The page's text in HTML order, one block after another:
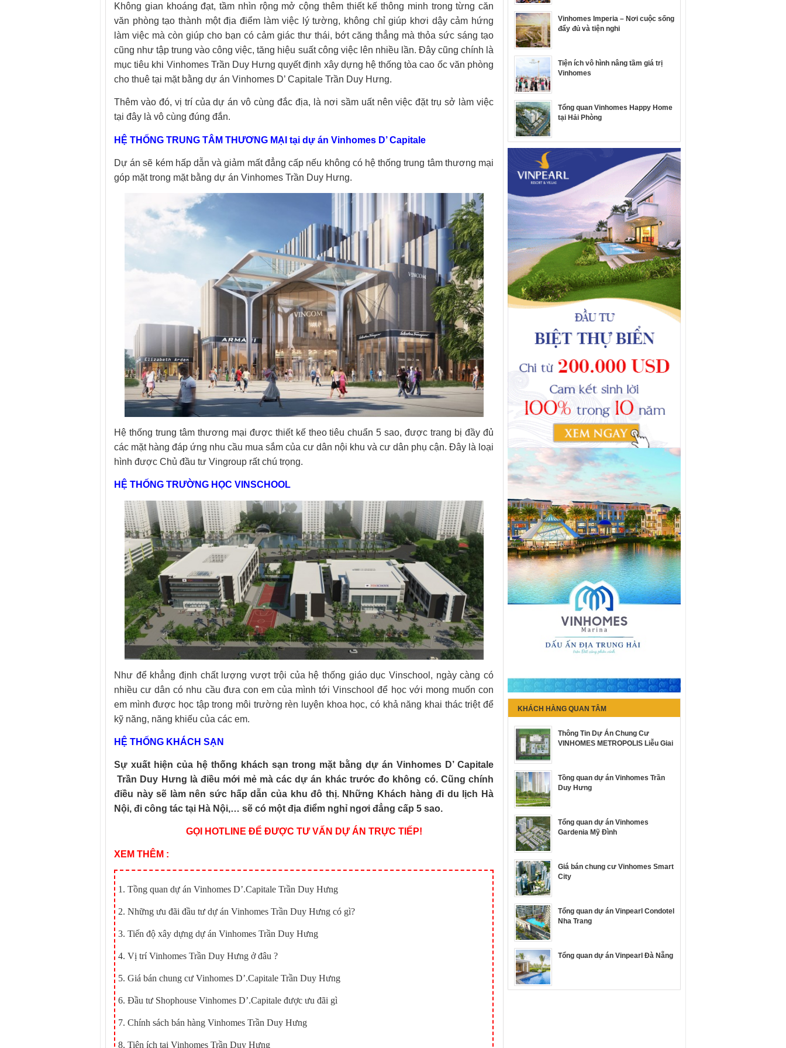
Không gian khoáng đạt, tầm nhìn rộng mở cộng thêm thiết kế thông minh trong từng căn
văn phòng tạo thành một địa điểm làm việc lý tường, không chỉ giúp khơi dậy cảm hứng
làm việc mà còn giúp cho bạn có cảm giác thư thái, bớt căng thẳng mà thỏa sức sáng tạo
cũng như tập trung vào công việc, tăng hiệu suất công việc lên nhiều lần. Đây cũng chính là
mục tiêu khi Vinhomes Trần Duy Hưng quyết định xây dựng hệ thống tòa cao ốc văn phòng
cho thuê tại mặt bằng dự án Vinhomes D’ Capitale Trần Duy Hưng.
Thêm vào đó, vị trí của dự án vô cùng đắc địa, là nơi sầm uất nên việc đặt trụ sở làm việc
tại đây là vô cùng đúng đắn.
HỆ THỐNG TRUNG TÂM THƯƠNG MẠI tại dự án Vinhomes D’ Capitale
Dự án sẽ kém hấp dẫn và giảm mất đẳng cấp nếu không có hệ thống trung tâm thương mại
góp mặt trong mặt bằng dự án Vinhomes Trần Duy Hưng.
Hệ thống trung tâm thương mại được thiết kế theo tiêu chuẩn 5 sao, được trang bị đầy đủ
các mặt hàng đáp ứng nhu cầu mua sắm của cư dân nội khu và cư dân phụ cận. Đây là loại
hình được Chủ đầu tư Vingroup rất chú trọng.
HỆ THỐNG TRƯỜNG HỌC VINSCHOOL
Như để khẳng định chất lượng vượt trội của hệ thống giáo dục Vinschool, ngày càng có
nhiều cư dân có nhu cầu đưa con em của mình tới Vinschool để học với mong muốn con
em mình được học tập trong môi trường rèn luyện khoa học, có khả năng khai thác triệt để
kỹ năng, năng khiếu của các em.
HỆ THỐNG KHÁCH SẠN
Sự xuất hiện của hệ thống khách sạn trong mặt bằng dự án Vinhomes D’ Capitale
Trần Duy Hưng là điều mới mẻ mà các dự án khác trước đo không có. Cũng chính
điều này sẽ làm nên sức hấp dẫn của khu đô thị. Những Khách hàng đi du lịch Hà
Nội, đi công tác tại Hà Nội,… sẽ có một địa điểm nghỉ ngơi đẳng cấp 5 sao.
GỌI HOTLINE ĐỂ ĐƯỢC TƯ VẤN DỰ ÁN TRỰC TIẾP!
XEM THÊM :
1. Tồng quan dự án Vinhomes D’.Capitale Trần Duy Hưng
2. Những ưu đãi đầu tư dự án Vinhomes Trần Duy Hưng có gì?
3. Tiến độ xây dựng dự án Vinhomes Trần Duy Hưng
4. Vị trí Vinhomes Trần Duy Hưng ở đâu ?
5. Giá bán chung cư Vinhomes D’.Capitale Trần Duy Hưng
6. Đầu tư Shophouse Vinhomes D’.Capitale được ưu đãi gì
7. Chính sách bán hàng Vinhomes Trần Duy Hưng
8. Tiện ích tại Vinhomes Trần Duy Hưng
Vinhomes Imperia – Nơi cuộc sống
đẩy đủ và tiện nghi
Tiện ích vô hình nâng tầm giá trị
Vinhomes
Tổng quan Vinhomes Happy Home
tại Hải Phòng
KHÁCH HÀNG QUAN TÂM
Thông Tin Dự Án Chung Cư
VINHOMES METROPOLIS Liễu Giai
Tồng quan dự án Vinhomes Trần
Duy Hưng
Tổng quan dự án Vinhomes
Gardenia Mỹ Đình
Giá bán chung cư Vinhomes Smart
City
Tổng quan dự án Vinpearl Condotel
Nha Trang
Tổng quan dự án Vinpearl Đà Nẵng